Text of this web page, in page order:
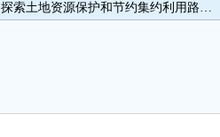
晋江在城中央保护万亩农田，探索土地资源保护和节约集约利用路径 我在城中央守望田园